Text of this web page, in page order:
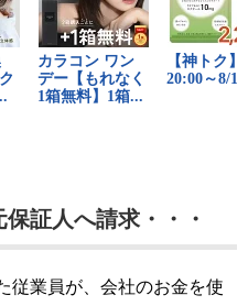
証人へ請求・・・
従業員が、会社のお金を使